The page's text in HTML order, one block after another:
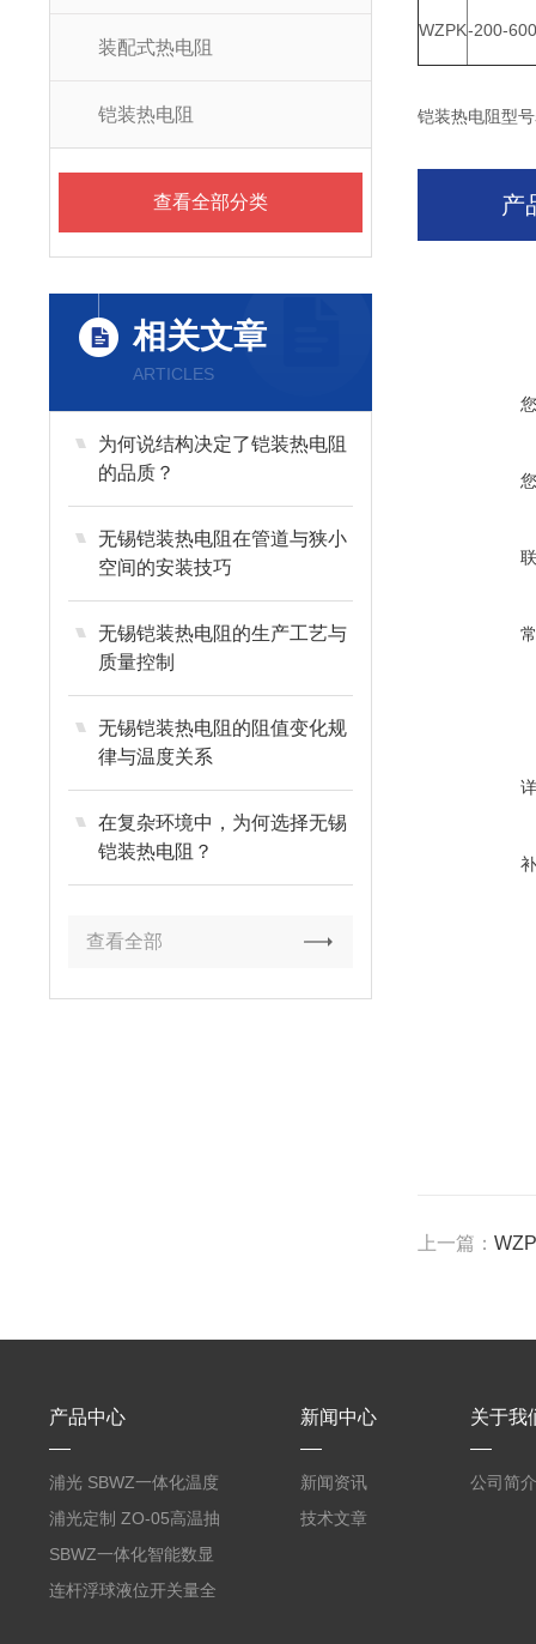
装配式热电阻
铠装热电阻
查看全部分类
相关文章
ARTICLES
为何说结构决定了铠装热电阻
的品质？
无锡铠装热电阻在管道与狭小
空间的安装技巧
无锡铠装热电阻的生产工艺与
质量控制
无锡铠装热电阻的阻值变化规
律与温度关系
在复杂环境中，为何选择无锡
铠装热电阻？
查看全部
WZPK-200-
铠装热电阻型
产
上一篇：
产品中心
浦光 SBWZ一体化温度
变送器传感器 防爆热电
阻PT100 数显远传4-
20mA2
浦光定制 ZO-05高温抽
气式氧化锆分析仪 防爆
耐腐蚀检测仪
SBWZ一体化智能数显
温度变送器传感器防爆
连杆浮球液位开关量全
新闻中心
新闻资讯
技术文章
关于我
公司简介